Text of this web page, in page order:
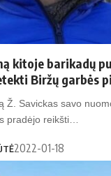
kitoje barikadų
Biržų garbės
Ž. Savickas savo
pradėjo reikšti…
2022-01-18